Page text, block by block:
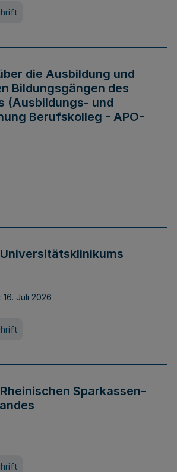
die Ausbildung und
Bildungsgängen des
(Ausbildungs- und
Berufskolleg - APO-
16. Juli 2026
Sparkassen-